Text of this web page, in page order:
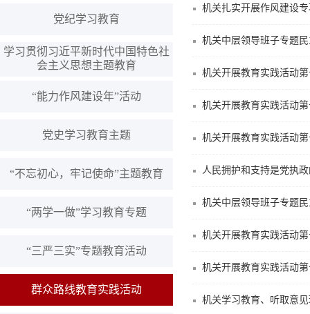
党纪学习教育
学习贯彻习近平新时代中国特色社
会主义思想主题教育
“能力作风建设年”活动
党史学习教育主题
“不忘初心，牢记使命”主题教育
“两学一做”学习教育专题
“三严三实”专题教育活动
群众路线教育实践活动
机关扎实开展作风建设
机关中层领导班子专题
机关开展教育实践活动
机关开展教育实践活动
机关开展教育实践活动
人民拥护和支持是党执
机关中层领导班子专题
机关开展教育实践活动
机关开展教育实践活动
机关学习教育、听取意